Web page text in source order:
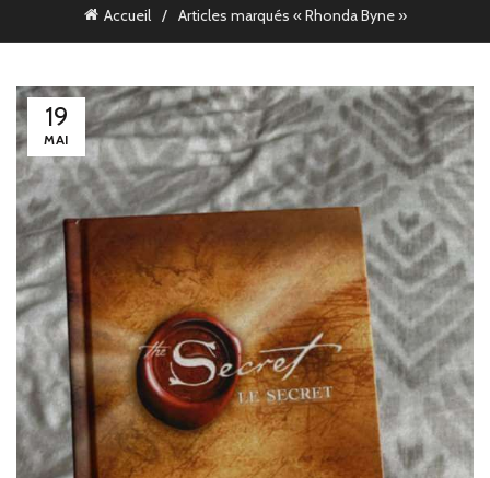
Accueil Articles marqués « Rhonda Byne »
19
MAI